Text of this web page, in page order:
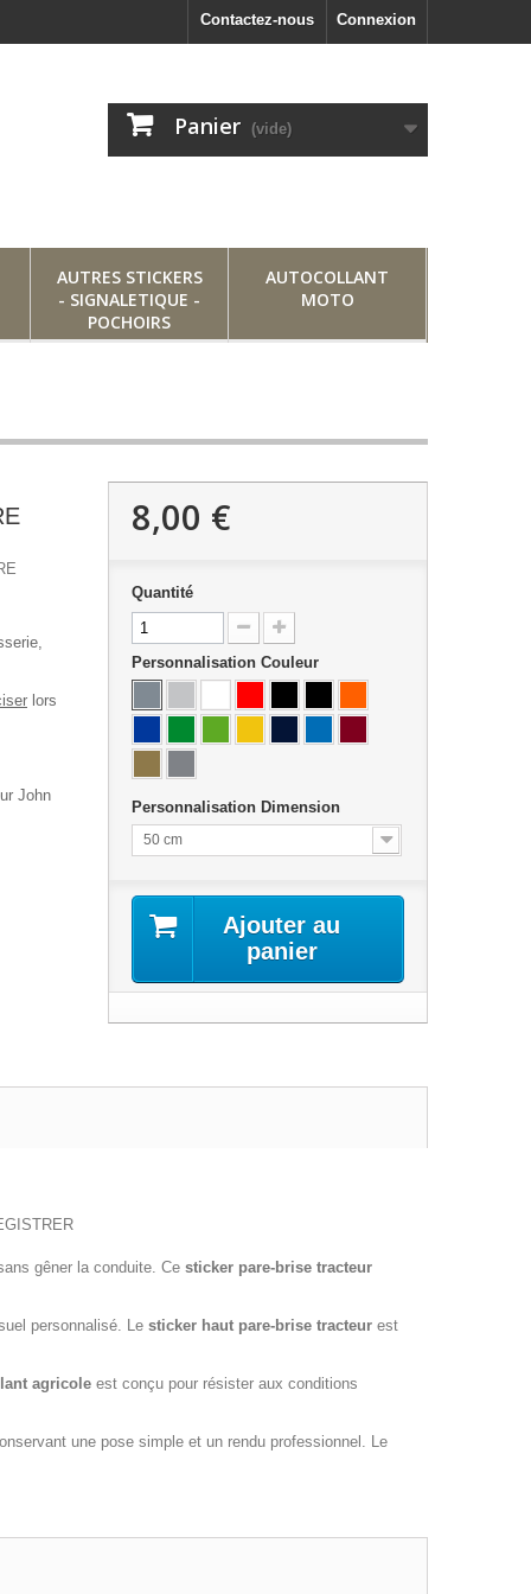
Connexion
Contactez-nous
Panier (vide)
AUTRES STICKERS
- SIGNALETIQUE -
POCHOIRS
AUTOCOLLANT
MOTO
lors
John
8,00 €
Quantité
Personnalisation Couleur
Personnalisation Dimension
50 cm
Ajouter au
panier
gêner la conduite. Ce sticker pare-brise tracteur
personnalisé. Le sticker haut pare-brise tracteur est
agricole est conçu pour résister aux conditions
une pose simple et un rendu professionnel. Le